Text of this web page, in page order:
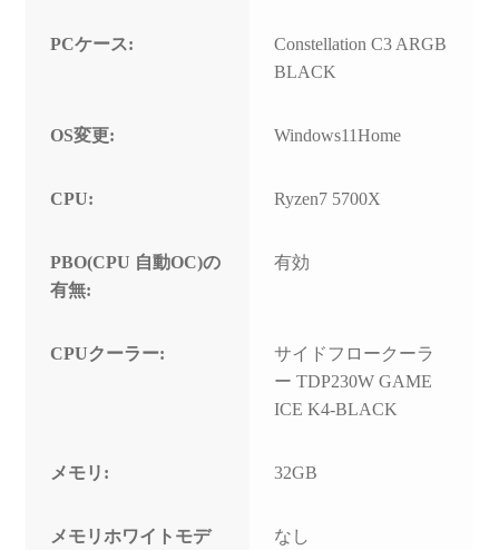
PCケース:
Constellation C3 ARGB
BLACK
OS変更: Windows11Home
CPU: Ryzen7 5700X
PBO(CPU 自動OC)の
有無:
有効
CPUクーラー:
サイドフロークーラ
ー TDP230W GAME
ICE K4-BLACK
メモリ: 32GB
メモリホワイトモデ
なし